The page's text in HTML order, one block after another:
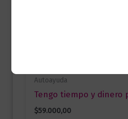
Autoayuda
Tengo tiempo y dinero
$59.000,00